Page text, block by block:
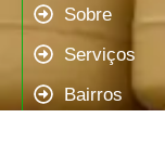
Sobre
Serviços
Bairros